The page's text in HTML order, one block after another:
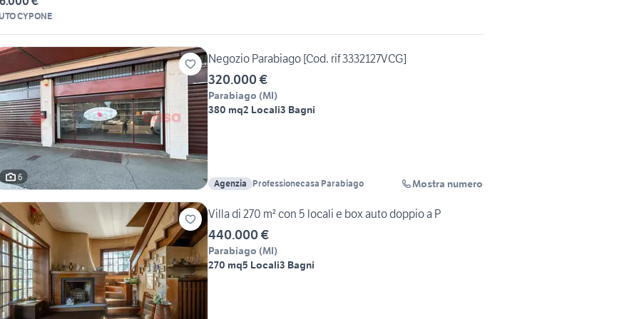
CYPONE
6
Negozio Parabiago [Cod. rif 3332127VCG]
320.000 €
Parabiago (MI)
380 mq2 Locali3 Bagni
Agenzia Professionecasa Parabiago Mostra numero
Villa di 270 m² con 5 locali e box auto doppio a P
440.000 €
Parabiago (MI)
270 mq5 Locali3 Bagni